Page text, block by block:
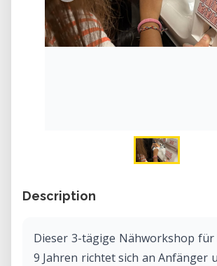
Description
Dieser 3-tägige Nähworkshop für
9 Jahren richtet sich an Anfänger